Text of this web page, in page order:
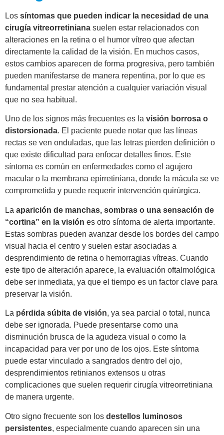
Los síntomas que pueden indicar la necesidad de una
cirugía vitreorretiniana suelen estar relacionados con
alteraciones en la retina o el humor vítreo que afectan
directamente la calidad de la visión. En muchos casos,
estos cambios aparecen de forma progresiva, pero también
pueden manifestarse de manera repentina, por lo que es
fundamental prestar atención a cualquier variación visual
que no sea habitual.
Uno de los signos más frecuentes es la visión borrosa o
distorsionada. El paciente puede notar que las líneas
rectas se ven onduladas, que las letras pierden definición o
que existe dificultad para enfocar detalles finos. Este
síntoma es común en enfermedades como el agujero
macular o la membrana epirretiniana, donde la mácula se ve
comprometida y puede requerir intervención quirúrgica.
La aparición de manchas, sombras o una sensación de
“cortina” en la visión es otro síntoma de alerta importante.
Estas sombras pueden avanzar desde los bordes del campo
visual hacia el centro y suelen estar asociadas a
desprendimiento de retina o hemorragias vítreas. Cuando
este tipo de alteración aparece, la evaluación oftalmológica
debe ser inmediata, ya que el tiempo es un factor clave para
preservar la visión.
La pérdida súbita de visión, ya sea parcial o total, nunca
debe ser ignorada. Puede presentarse como una
disminución brusca de la agudeza visual o como la
incapacidad para ver por uno de los ojos. Este síntoma
puede estar vinculado a sangrados dentro del ojo,
desprendimientos retinianos extensos u otras
complicaciones que suelen requerir cirugía vitreorretiniana
de manera urgente.
Otro signo frecuente son los destellos luminosos
persistentes, especialmente cuando aparecen sin una